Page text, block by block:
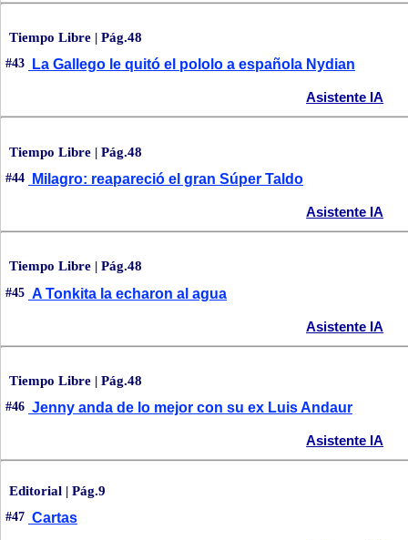
Tiempo Libre | Pág.48
#43 La Gallego le quitó el pololo a española Nydian
Asistente IA
Tiempo Libre | Pág.48
#44 Milagro: reapareció el gran Súper Taldo
Asistente IA
Tiempo Libre | Pág.48
#45 A Tonkita la echaron al agua
Asistente IA
Tiempo Libre | Pág.48
#46 Jenny anda de lo mejor con su ex Luis Andaur
Asistente IA
Editorial | Pág.9
#47 Cartas